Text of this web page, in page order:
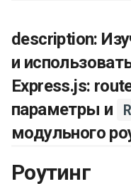
а
ц
description:
и
Express.js:
параметры и
модульного
Роутинг